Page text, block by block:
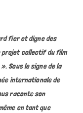
fier et digne des
projet collectif du film
Sous le signe de la
internationale de
raconte son
en tant que